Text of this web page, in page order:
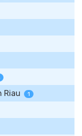
Riau 1